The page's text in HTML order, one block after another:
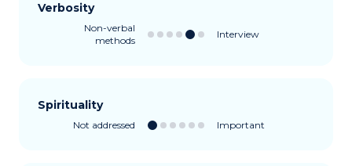
Verbosity
Non-verbal
methods
Interview
Spirituality
Not addressed Important